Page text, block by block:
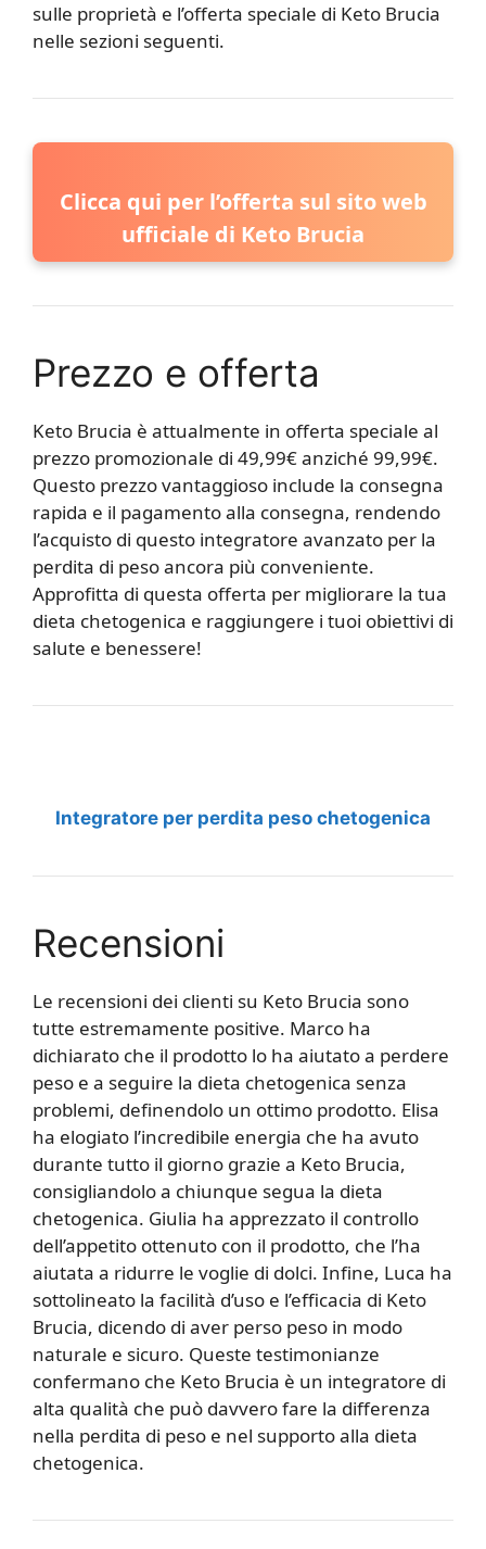
sulle proprietà e l’offerta speciale di Keto Brucia
nelle sezioni seguenti.
Clicca qui per l’offerta sul sito web
ufficiale di Keto Brucia
Prezzo e offerta
Keto Brucia è attualmente in offerta speciale al
prezzo promozionale di 49,99€ anziché 99,99€.
Questo prezzo vantaggioso include la consegna
rapida e il pagamento alla consegna, rendendo
l’acquisto di questo integratore avanzato per la
perdita di peso ancora più conveniente.
Approfitta di questa offerta per migliorare la tua
dieta chetogenica e raggiungere i tuoi obiettivi di
salute e benessere!
Integratore per perdita peso chetogenica
Recensioni
Le recensioni dei clienti su Keto Brucia sono
tutte estremamente positive. Marco ha
dichiarato che il prodotto lo ha aiutato a perdere
peso e a seguire la dieta chetogenica senza
problemi, definendolo un ottimo prodotto. Elisa
ha elogiato l’incredibile energia che ha avuto
durante tutto il giorno grazie a Keto Brucia,
consigliandolo a chiunque segua la dieta
chetogenica. Giulia ha apprezzato il controllo
dell’appetito ottenuto con il prodotto, che l’ha
aiutata a ridurre le voglie di dolci. Infine, Luca ha
sottolineato la facilità d’uso e l’efficacia di Keto
Brucia, dicendo di aver perso peso in modo
naturale e sicuro. Queste testimonianze
confermano che Keto Brucia è un integratore di
alta qualità che può davvero fare la differenza
nella perdita di peso e nel supporto alla dieta
chetogenica.